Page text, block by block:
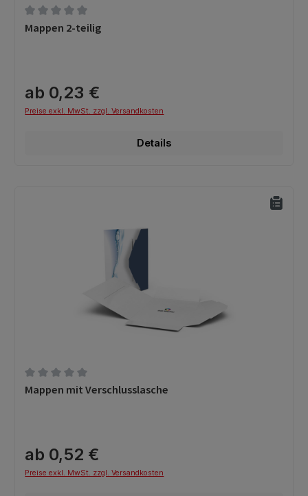
Durchschnittliche Bewertung von 0 von 5 Sternen
Mappen 2-teilig
ab 0,23 €
Preise exkl. MwSt. zzgl. Versandkosten
Details
Durchschnittliche Bewertung von 0 von 5 Sternen
Mappen mit Verschlusslasche
ab 0,52 €
Preise exkl. MwSt. zzgl. Versandkosten